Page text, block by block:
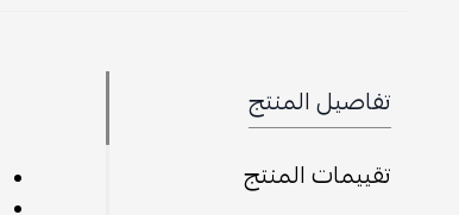
تفاصيل المنتج
تقييمات المنتج